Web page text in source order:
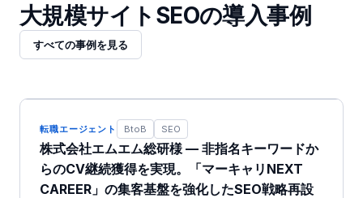
大規模サイトSEOの導入事例
すべての事例を見る
転職エージェント BtoB SEO
株式会社エムエム総研様 — 非指名キーワードか
らのCV継続獲得を実現。「マーキャリNEXT
CAREER」の集客基盤を強化したSEO戦略再設